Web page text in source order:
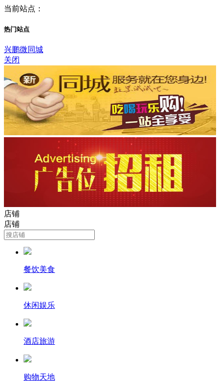
当前站点：
热门站点
兴鹏微同城
关闭
店铺
店铺
餐饮美食
休闲娱乐
酒店旅游
购物天地